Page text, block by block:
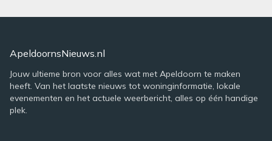
ApeldoornsNieuws.nl
Jouw ultieme bron voor alles wat met Apeldoorn te maken
heeft. Van het laatste nieuws tot woninginformatie, lokale
evenementen en het actuele weerbericht, alles op één handige
plek.